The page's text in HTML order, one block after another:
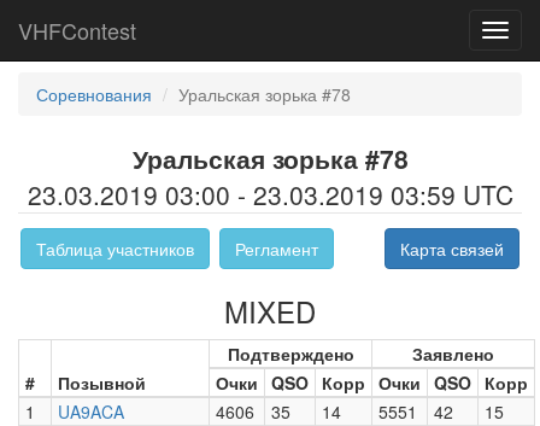
VHFContest
Соревнования Уральская зорька #78
Уральская зорька #78
23.03.2019 03:00 - 23.03.2019 03:59 UTC
Таблица участников Регламент Карта связей
MIXED
# Позывной
Подтверждено
Заявлено
Очки QSO Корр Очки QSO Корр
1
UA9ACA 4606 35 14 5551 42
15